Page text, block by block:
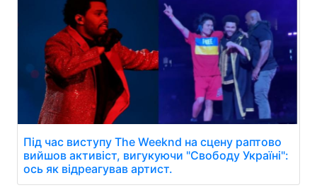
Під час виступу The Weeknd на сцену раптово
вийшов активіст, вигукуючи "Свободу Україні":
ось як відреагував артист.